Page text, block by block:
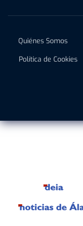
Quiénes Somos
Política de Cookies